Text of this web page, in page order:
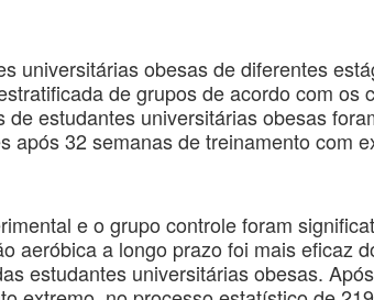
universitárias obesas de diferentes
de grupos de acordo com os
de estudantes universitárias obesas
após 32 semanas de treinamento com
e o grupo controle foram
aeróbica a longo prazo foi mais eficaz
estudantes universitárias obesas.